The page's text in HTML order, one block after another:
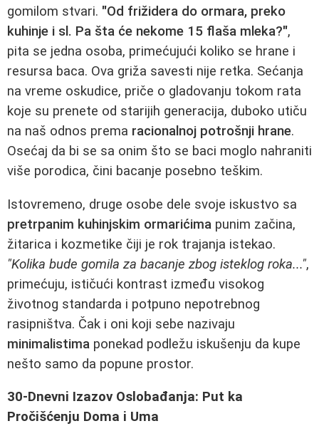
gomilom stvari. "Od frižidera do ormara, preko
kuhinje i sl. Pa šta će nekome 15 flaša mleka?",
pita se jedna osoba, primećujući koliko se hrane i
resursa baca. Ova griža savesti nije retka. Sećanja
na vreme oskudice, priče o gladovanju tokom rata
koje su prenete od starijih generacija, duboko utiču
na naš odnos prema racionalnoj potrošnji hrane.
Osećaj da bi se sa onim što se baci moglo nahraniti
više porodica, čini bacanje posebno teškim.
Istovremeno, druge osobe dele svoje iskustvo sa
pretrpanim kuhinjskim ormarićima punim začina,
žitarica i kozmetike čiji je rok trajanja istekao.
"Kolika bude gomila za bacanje zbog isteklog roka...",
primećuju, ističući kontrast između visokog
životnog standarda i potpuno nepotrebnog
rasipništva. Čak i oni koji sebe nazivaju
minimalistima ponekad podležu iskušenju da kupe
nešto samo da popune prostor.
30-Dnevni Izazov Oslobađanja: Put ka
Pročišćenju Doma i Uma